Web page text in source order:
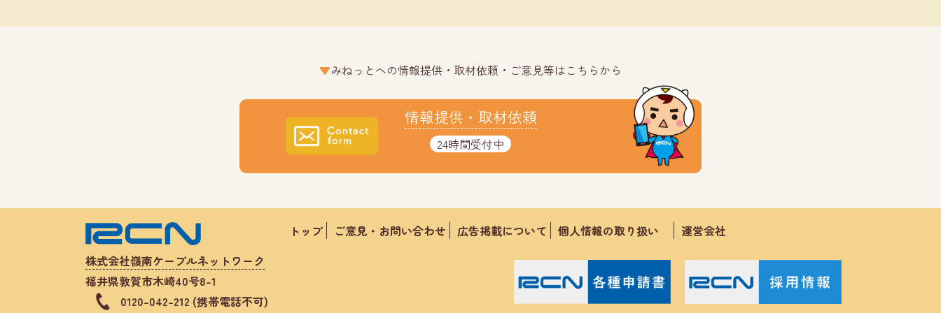
みねっとへの情報提供・取材依頼・ご意見等はこちらから
情報提供・取材依頼
24時間受付中
株式会社嶺南ケーブルネットワーク
福井県敦賀市木崎40号8-1
0120-042-212 (携帯電話不可)
トップ ご意見・お問い合わせ 広告掲載について 個人情報の取り扱い 運営会社